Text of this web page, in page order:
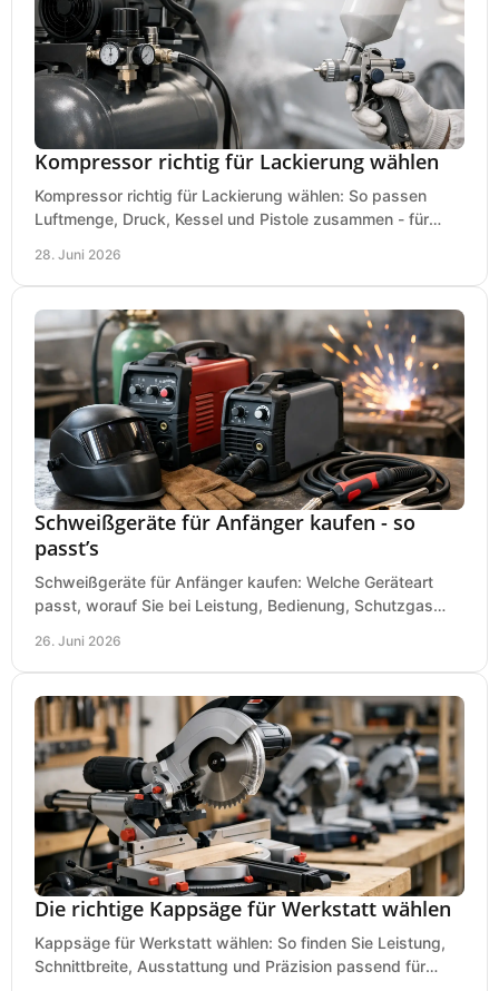
Kompressor richtig für Lackierung wählen
Kompressor richtig für Lackierung wählen: So passen
Luftmenge, Druck, Kessel und Pistole zusammen - für
28. Juni 2026
Schweißgeräte für Anfänger kaufen - so
passt’s
Schweißgeräte für Anfänger kaufen: Welche Geräteart
passt, worauf Sie bei Leistung, Bedienung, Schutzgas
26. Juni 2026
Die richtige Kappsäge für Werkstatt wählen
Kappsäge für Werkstatt wählen: So finden Sie Leistung,
Schnittbreite, Ausstattung und Präzision passend für